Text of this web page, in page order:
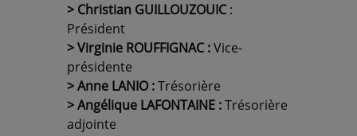
> Christian GUILLOUZOUIC :
Président
> Virginie ROUFFIGNAC :Vice-
présidente
> Anne LANIO :Trésorière
> Angélique LAFONTAINE :Trésorière
adjointe